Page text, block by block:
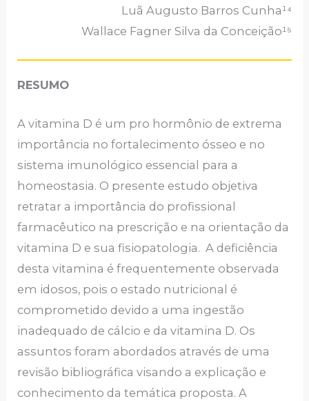
Luã Augusto Barros Cunha¹⁴
Wallace Fagner Silva da Conceição¹⁵
RESUMO
A vitamina D é um pro hormônio de extrema
importância no fortalecimento ósseo e no
sistema imunológico essencial para a
homeostasia. O presente estudo objetiva
retratar a importância do profissional
farmacêutico na prescrição e na orientação da
vitamina D e sua fisiopatologia. A deficiência
desta vitamina é frequentemente observada
em idosos, pois o estado nutricional é
comprometido devido a uma ingestão
inadequado de cálcio e da vitamina D. Os
assuntos foram abordados através de uma
revisão bibliográfica visando a explicação e
conhecimento da temática proposta. A